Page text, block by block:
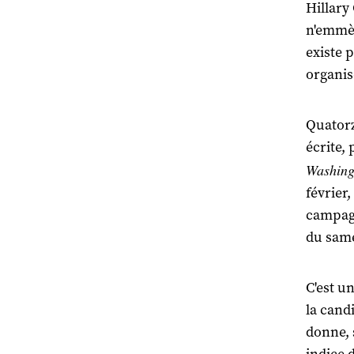
Hillary
existe
écrite,
février,
du
C'est
la
donne,